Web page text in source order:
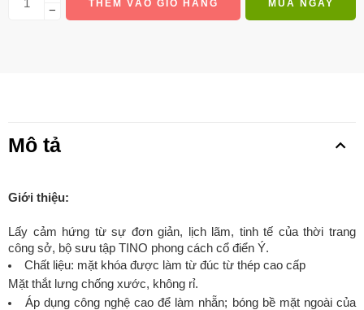
−
THÊM VÀO GIỎ HÀNG MUA NGAY
Mô tả
Giới thiệu:
Lấy cảm hứng từ sự đơn giản, lịch lãm, tinh tế của thời trang
công sở, bộ sưu tập TINO phong cách cổ điển Ý.
Chất liệu: mặt khóa được làm từ đúc từ thép cao cấp
Mặt thắt lưng chống xước, không rỉ.
Áp dụng công nghệ cao để làm nhẵn; bóng bề mặt ngoài của